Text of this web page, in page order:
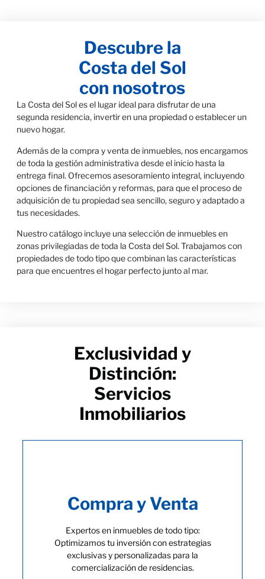
Descubre la
Costa del Sol
con nosotros
La Costa del Sol es el lugar ideal para disfrutar de una
segunda residencia, invertir en una propiedad o establecer un
nuevo hogar.
Además de la compra y venta de inmuebles, nos encargamos
de toda la gestión administrativa desde el inicio hasta la
entrega final. Ofrecemos asesoramiento integral, incluyendo
opciones de financiación y reformas, para que el proceso de
adquisición de tu propiedad sea sencillo, seguro y adaptado a
tus necesidades.
Nuestro catálogo incluye una selección de inmuebles en
zonas privilegiadas de toda la Costa del Sol. Trabajamos con
propiedades de todo tipo que combinan las características
para que encuentres el hogar perfecto junto al mar.
Exclusividad y
Distinción:
Servicios
Inmobiliarios
Compra y Venta
Expertos en inmuebles de todo tipo:
Optimizamos tu inversión con estrategias
exclusivas y personalizadas para la
comercialización de residencias.